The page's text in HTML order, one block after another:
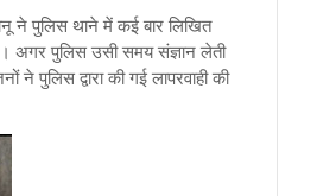
ने पुलिस थाने में कई बार लिखित
अगर पुलिस उसी समय संज्ञान लेती
पुलिस द्वारा की गई लापरवाही की